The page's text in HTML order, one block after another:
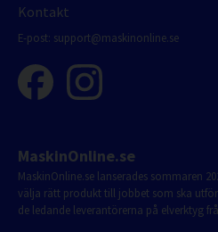
Kontakt
E-post: support@maskinonline.se
MaskinOnline.se
MaskinOnline.se lanserades sommaren
välja rätt produkt till jobbet som ska
de ledande leverantörerna på elverktyg